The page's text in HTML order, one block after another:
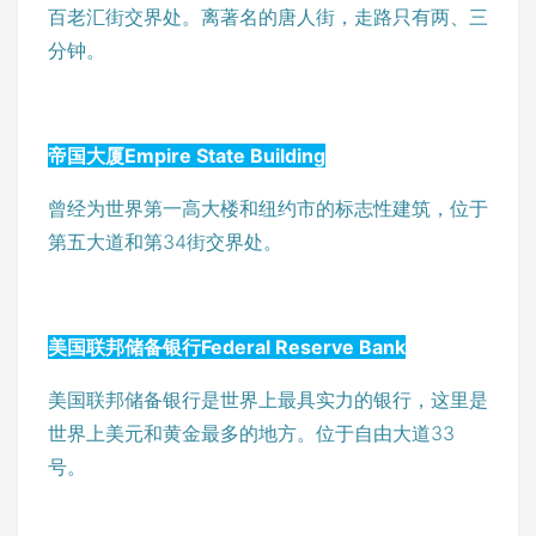
百老汇街交界处。离著名的唐人街，走路只有两、三
分钟。
帝国大厦Empire State Building
曾经为世界第一高大楼和纽约市的标志性建筑，位于
第五大道和第34街交界处。
美国联邦储备银行Federal Reserve Bank
美国联邦储备银行是世界上最具实力的银行，这里是
世界上美元和黄金最多的地方。位于自由大道33
号。